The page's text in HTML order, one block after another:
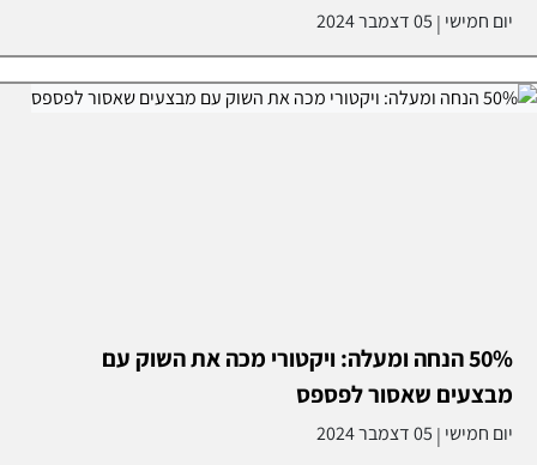
יום חמישי | 05 דצמבר 2024
50% הנחה ומעלה: ויקטורי מכה את השוק עם
מבצעים שאסור לפספס
יום חמישי | 05 דצמבר 2024